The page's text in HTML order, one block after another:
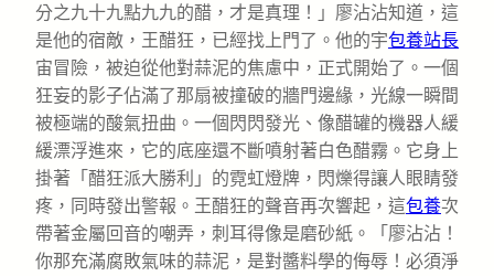
分之九十九點九九的醋，才是真理！」廖沾沾知道，這
是他的宿敵，王醋狂，已經找上門了。他的宇包養站長
宙冒險，被迫從他對蒜泥的焦慮中，正式開始了。一個
狂妄的影子佔滿了那扇被撞破的牆門邊緣，光線一瞬間
被極端的酸氣扭曲。一個閃閃發光、像醋罐的機器人緩
緩漂浮進來，它的底座還不斷噴射著白色醋霧。它身上
掛著「醋狂派大勝利」的霓虹燈牌，閃爍得讓人眼睛發
疼，同時發出警報。王醋狂的聲音再次響起，這包養次
帶著金屬回音的嘲弄，刺耳得像是磨砂紙。「廖沾沾！
你那充滿腐敗氣味的蒜泥，是對醬料學的侮辱！必須淨